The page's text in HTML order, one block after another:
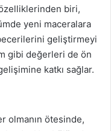
biri,
yeni maceralara
geliştirmeyi
gibi değerleri de ön
katkı sağlar.
olmanın ötesinde,